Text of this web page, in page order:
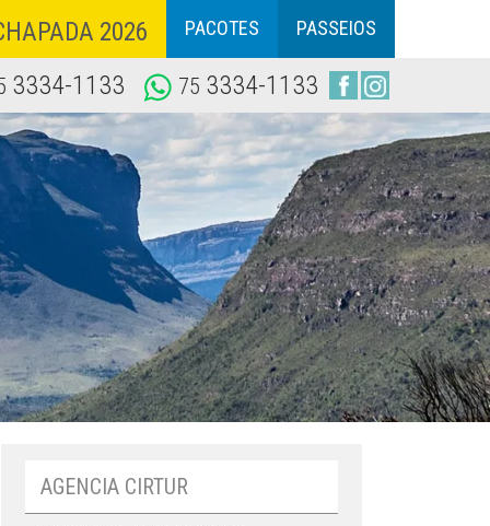
2026 PACOTES PASSEIOS
3334-1133 75 3334-1133
AGENCIA CIRTUR